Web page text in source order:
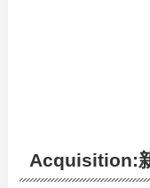
Acquisition: